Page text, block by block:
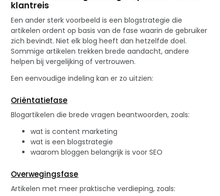
klantreis
Een ander sterk voorbeeld is een blogstrategie die
artikelen ordent op basis van de fase waarin de gebruiker
zich bevindt. Niet elk blog heeft dan hetzelfde doel.
Sommige artikelen trekken brede aandacht, andere
helpen bij vergelijking of vertrouwen.
Een eenvoudige indeling kan er zo uitzien:
Oriëntatiefase
Blogartikelen die brede vragen beantwoorden, zoals:
wat is content marketing
wat is een blogstrategie
waarom bloggen belangrijk is voor SEO
Overwegingsfase
Artikelen met meer praktische verdieping, zoals: